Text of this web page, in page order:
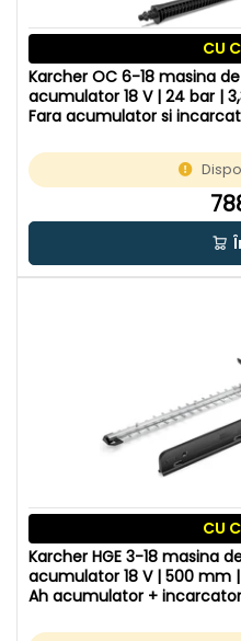
CU
Karcher OC 6-18 masina
acumulator 18 V | 24 bar |
Fara acumulator si
CU
Karcher HGE 3-18 masina
acumulator 18 V | 500 mm
Ah acumulator + incarcator